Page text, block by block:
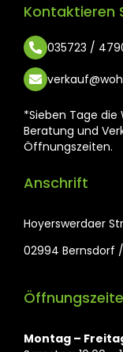
Kontaktieren
035723 /
*Sieben Tage
Beratung und
Öffnungszeiten.
Anschrift
Hoyerswerdaer
02994 Bernsdorf
Montag ⁠–